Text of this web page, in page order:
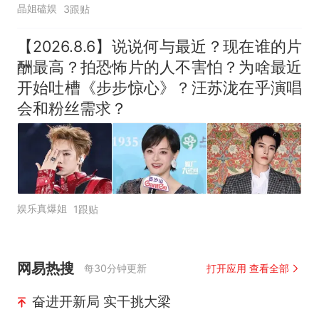
晶姐磕娱 3跟贴
【2026.8.6】说说何与最近？现在谁的片
酬最高？拍恐怖片的人不害怕？为啥最近
开始吐槽《步步惊心》？汪苏泷在乎演唱
会和粉丝需求？
娱乐真爆姐 1跟贴
网易热搜 每30分钟更新 打开应用 查看全部
奋进开新局 实干挑大梁